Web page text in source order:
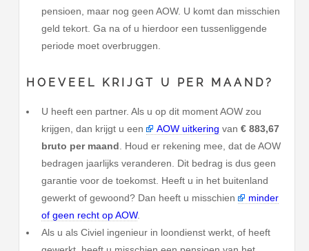
pensioen, maar nog geen AOW. U komt dan misschien
geld tekort. Ga na of u hierdoor een tussenliggende
periode moet overbruggen.
HOEVEEL KRIJGT U PER MAAND?
U heeft een partner. Als u op dit moment AOW zou
krijgen, dan krijgt u een
AOW uitkering van € 883,67
bruto per maand. Houd er rekening mee, dat de AOW
bedragen jaarlijks veranderen. Dit bedrag is dus geen
garantie voor de toekomst. Heeft u in het buitenland
gewerkt of gewoond? Dan heeft u misschien
minder
of geen recht op AOW.
Als u als Civiel ingenieur in loondienst werkt, of heeft